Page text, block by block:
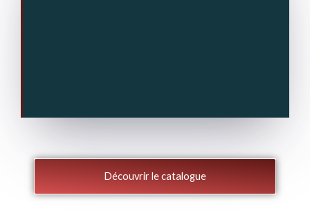
Découvrir le catalogue